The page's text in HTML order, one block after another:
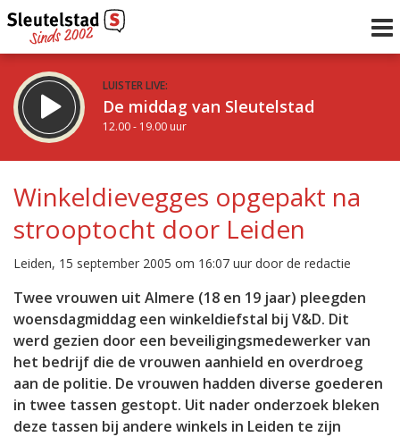
LUISTER LIVE:
De middag van Sleutelstad
12.00 - 19.00 uur
De avond van Sleutelstad
19.00 - 22.00 uur
Vorig uur
uur 1 van 0
Inklappen
Winkeldievegges opgepakt na
strooptocht door Leiden
Leiden, 15 september 2005 om 16:07 uur door de redactie
Twee vrouwen uit Almere (18 en 19 jaar) pleegden
woensdagmiddag een winkeldiefstal bij V&D. Dit
werd gezien door een beveiligingsmedewerker van
het bedrijf die de vrouwen aanhield en overdroeg
aan de politie. De vrouwen hadden diverse goederen
in twee tassen gestopt. Uit nader onderzoek bleken
deze tassen bij andere winkels in Leiden te zijn